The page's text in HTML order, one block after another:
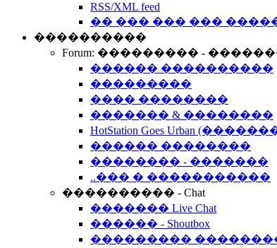
RSS/XML feed
�� ��� ��� ���
����������
Forum: ��������� -
������ ����������
���������
���� ��������
������� & ��������
HotStation Goes Urban
������ ��������
�������� - �������
..��� � �����������
���������� - Chat
������� Live Chat
������ - Shoutbox
���������